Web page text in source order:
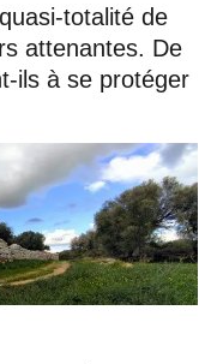
totalité de
attenantes. De
ils à se protéger